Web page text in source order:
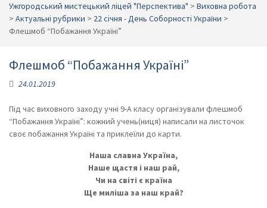
Ужгородський мистецький ліцей "Перспектива" > Виховна робота
> Актуальні рубрики > 22 січня - День Соборності України >
Флешмоб “Побажання Україні”
Флешмоб “Побажання Україні”
24.01.2019
Під час виховного заходу учні 9-А класу організували флешмоб
“Побажання Україні”: кожний учень(ниця) написали на листочок
своє побажання Україні та приклеїли до карти.
Наша славна Україна,
Наше щастя і наш рай,
Чи на світі є країна
Ще миліша за наш край?